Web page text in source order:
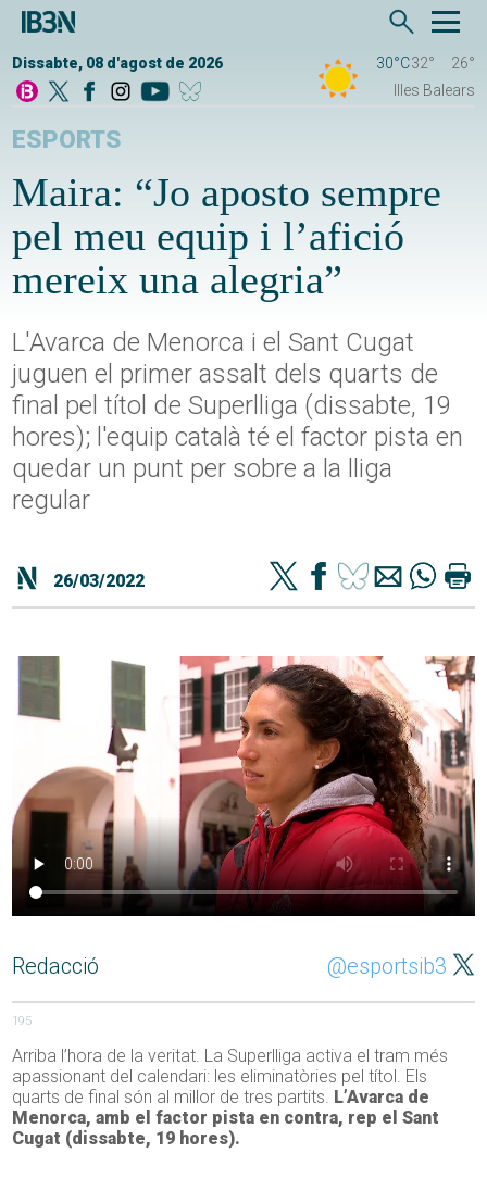
Dissabte, 08 d'agost de 2026 30°C32°
26°
Illes Balears
ESPORTS
Maira: “Jo aposto sempre
pel meu equip i l’afició
mereix una alegria”
L'Avarca de Menorca i el Sant Cugat
juguen el primer assalt dels quarts de
final pel títol de Superlliga (dissabte, 19
hores); l'equip català té el factor pista en
quedar un punt per sobre a la lliga
regular
26/03/2022
Redacció @esportsib3
195
Arriba l’hora de la veritat. La Superlliga activa el tram més
apassionant del calendari: les eliminatòries pel títol. Els
quarts de final són al millor de tres partits. L’Avarca de
Menorca, amb el factor pista en contra, rep el Sant
Cugat (dissabte, 19 hores).